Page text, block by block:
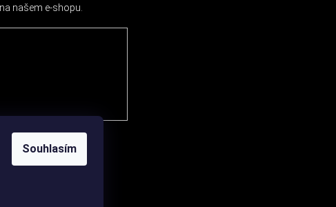
Souhlasím
našem e-shopu.